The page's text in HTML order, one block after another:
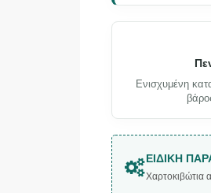
Ενισχυμένη
ΕΙΔΙΚΉ
Χαρτοκιβώτια